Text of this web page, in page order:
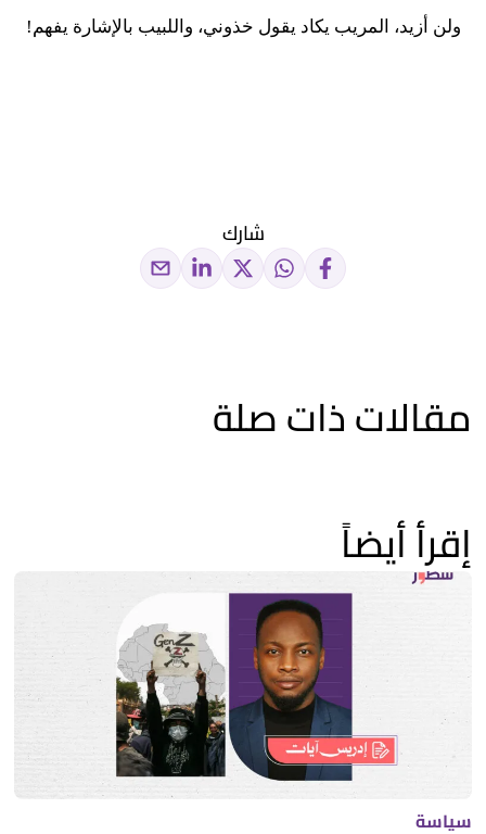
ولن أزيد، المريب يكاد يقول خذوني، واللبيب بالإشارة يفهم!
شارك
مقالات ذات صلة
إقرأ أيضاً
سياسة